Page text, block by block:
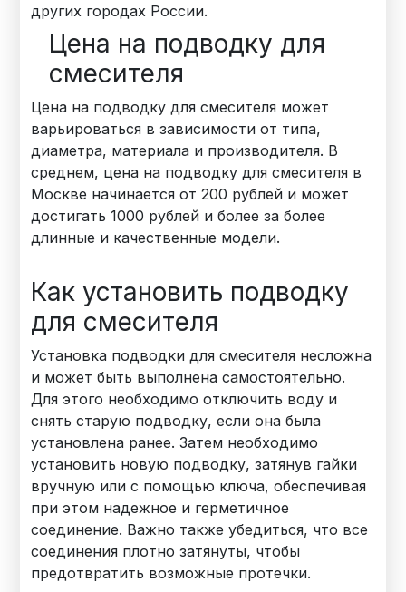
других городах России.
Цена на подводку для
смесителя
Цена на подводку для смесителя может
варьироваться в зависимости от типа,
диаметра, материала и производителя. В
среднем, цена на подводку для смесителя в
Москве начинается от 200 рублей и может
достигать 1000 рублей и более за более
длинные и качественные модели.
Как установить подводку
для смесителя
Установка подводки для смесителя несложна
и может быть выполнена самостоятельно.
Для этого необходимо отключить воду и
снять старую подводку, если она была
установлена ранее. Затем необходимо
установить новую подводку, затянув гайки
вручную или с помощью ключа, обеспечивая
при этом надежное и герметичное
соединение. Важно также убедиться, что все
соединения плотно затянуты, чтобы
предотвратить возможные протечки.